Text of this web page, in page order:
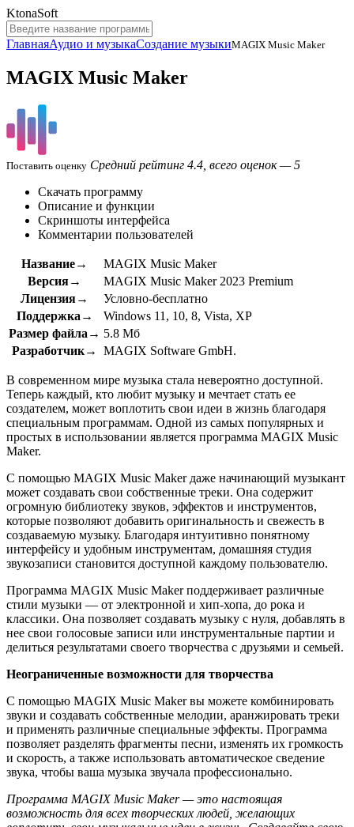
KtonaSoft
ГлавнаяАудио и музыкаСоздание музыкиMAGIX Music Maker
MAGIX Music Maker
Поставить оценку Средний рейтинг 4.4, всего оценок — 5
Скачать программу
Описание и функции
Скриншоты интерфейса
Комментарии пользователей
Название→
MAGIX Music Maker
Версия→
MAGIX Music Maker 2023 Premium
Лицензия→
Условно-бесплатно
Поддержка→
Windows 11, 10, 8, Vista, XP
Размер файла→ 5.8 Мб
Разработчик→
MAGIX Software GmbH.
В современном мире музыка стала невероятно доступной.
Теперь каждый, кто любит музыку и мечтает стать ее
создателем, может воплотить свои идеи в жизнь благодаря
специальным программам. Одной из самых популярных и
простых в использовании является программа MAGIX Music
Maker.
С помощью MAGIX Music Maker даже начинающий музыкант
может создавать свои собственные треки. Она содержит
огромную библиотеку звуков, эффектов и инструментов,
которые позволяют добавить оригинальность и свежесть в
создаваемую музыку. Благодаря интуитивно понятному
интерфейсу и удобным инструментам, домашняя студия
звукозаписи становится доступной каждому пользователю.
Программа MAGIX Music Maker поддерживает различные
стили музыки — от электронной и хип-хопа, до рока и
классики. Она позволяет создавать музыку с нуля, добавлять в
нее свои голосовые записи или инструментальные партии и
делиться результатами своего творчества с друзьями и семьей.
Неограниченные возможности для творчества
С помощью MAGIX Music Maker вы можете комбинировать
звуки и создавать собственные мелодии, аранжировать треки
и применять различные специальные эффекты. Программа
позволяет разделять фрагменты песни, изменять их громкость
и скорость, а также использовать автоматическое сведение
звука, чтобы ваша музыка звучала профессионально.
Программа MAGIX Music Maker — это настоящая
возможность для всех творческих людей, желающих